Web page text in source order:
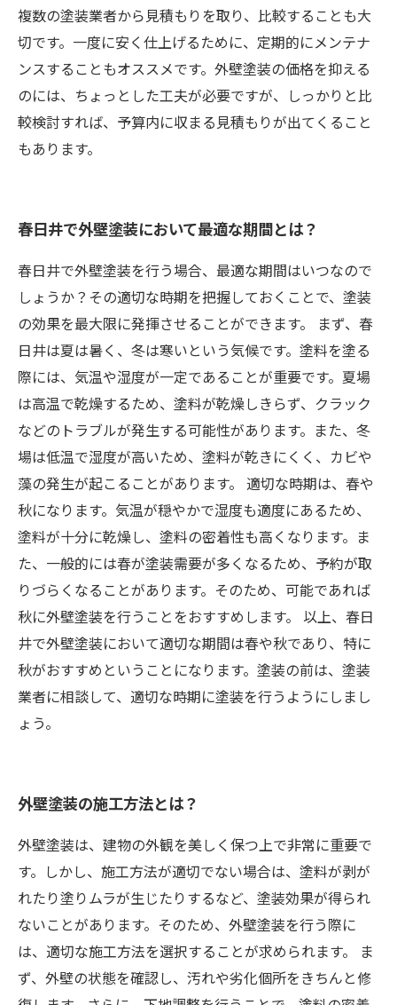
複数の塗装業者から見積もりを取り、比較することも大
切です。一度に安く仕上げるために、定期的にメンテナ
ンスすることもオススメです。外壁塗装の価格を抑える
のには、ちょっとした工夫が必要ですが、しっかりと比
較検討すれば、予算内に収まる見積もりが出てくること
もあります。
春日井で外壁塗装において最適な期間とは？
春日井で外壁塗装を行う場合、最適な期間はいつなので
しょうか？その適切な時期を把握しておくことで、塗装
の効果を最大限に発揮させることができます。 まず、春
日井は夏は暑く、冬は寒いという気候です。塗料を塗る
際には、気温や湿度が一定であることが重要です。夏場
は高温で乾燥するため、塗料が乾燥しきらず、クラック
などのトラブルが発生する可能性があります。また、冬
場は低温で湿度が高いため、塗料が乾きにくく、カビや
藻の発生が起こることがあります。 適切な時期は、春や
秋になります。気温が穏やかで湿度も適度にあるため、
塗料が十分に乾燥し、塗料の密着性も高くなります。ま
た、一般的には春が塗装需要が多くなるため、予約が取
りづらくなることがあります。そのため、可能であれば
秋に外壁塗装を行うことをおすすめします。 以上、春日
井で外壁塗装において適切な期間は春や秋であり、特に
秋がおすすめということになります。塗装の前は、塗装
業者に相談して、適切な時期に塗装を行うようにしまし
ょう。
外壁塗装の施工方法とは？
外壁塗装は、建物の外観を美しく保つ上で非常に重要で
す。しかし、施工方法が適切でない場合は、塗料が剥が
れたり塗りムラが生じたりするなど、塗装効果が得られ
ないことがあります。そのため、外壁塗装を行う際に
は、適切な施工方法を選択することが求められます。 ま
ず、外壁の状態を確認し、汚れや劣化個所をきちんと修